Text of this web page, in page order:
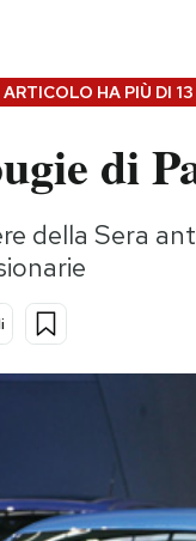
HA PIÙ DI
di
della Sera